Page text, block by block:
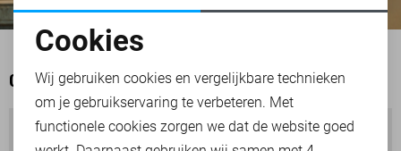
OOK HET BEKIJKEN WAARD
Noodzakelijke cookies
Personalisatie cookies
Cookies
Wij gebruiken cookies en vergelijkbare technieken
om je gebruikservaring te verbeteren. Met
functionele cookies zorgen we dat de website goed